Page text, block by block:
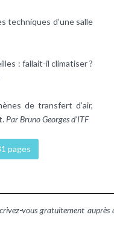
techniques d’une salle
: fallait-il climatiser ?
de transfert d’air,
Par Bruno Georges d’ITF
pages
vous gratuitement